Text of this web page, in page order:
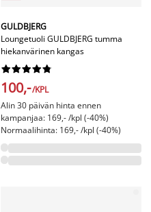
GULDBJERG
Loungetuoli GULDBJERG tumma
hiekanvärinen kangas






100,-/KPL
Alin 30 päivän hinta ennen
kampanjaa: 169,- /kpl (-40%)
Normaalihinta: 169,- /kpl (-40%)